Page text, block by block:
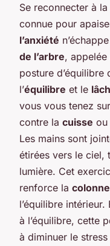
Se reconnecter à
connue pour
l’anxiété
de l’arbre, appelée
posture d’équilibre
l’équilibre et le
vous vous tenez
contre la cuisse ou
Les mains sont
étirées vers le ciel,
lumière. Cet
renforce la
l’équilibre
à l’équilibre, cette
à diminuer le stress